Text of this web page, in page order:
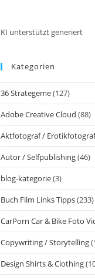
KI unterstützt generiert
Kategorien
36 Strategeme(127)
Adobe Creative Cloud (88)
Aktfotograf / Erotikfotograf
Autor / Selfpublishing(46)
blog-kategorie(3)
Buch Film Links Tipps(233)
CarPorn Car & Bike Foto
Copywriting / Storytelling
Design Shirts & Clothing